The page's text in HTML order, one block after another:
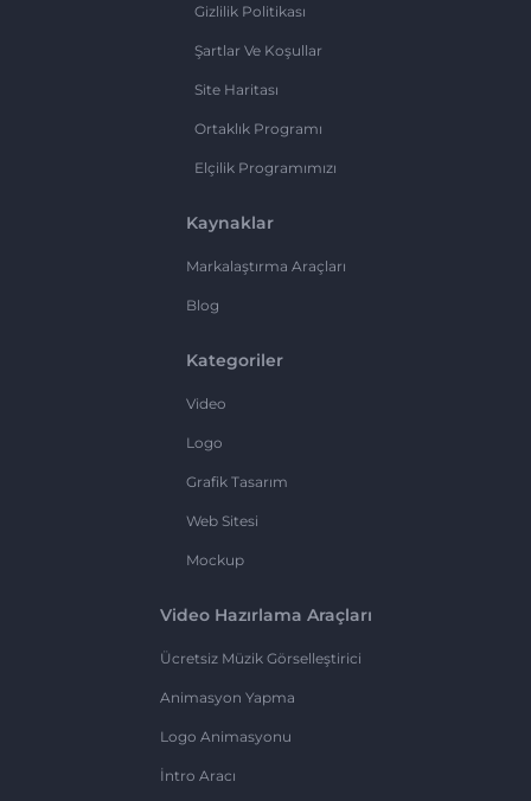
Gizlilik Politikası
Şartlar Ve Koşullar
Site Haritası
Ortaklık Programı
Elçilik Programımızı
Kaynaklar
Markalaştırma Araçları
Blog
Kategoriler
Video
Logo
Grafik Tasarım
Web Sitesi
Mockup
Video Hazırlama Araçları
Ücretsiz Müzik Görselleştirici
Animasyon Yapma
Logo Animasyonu
İntro Aracı